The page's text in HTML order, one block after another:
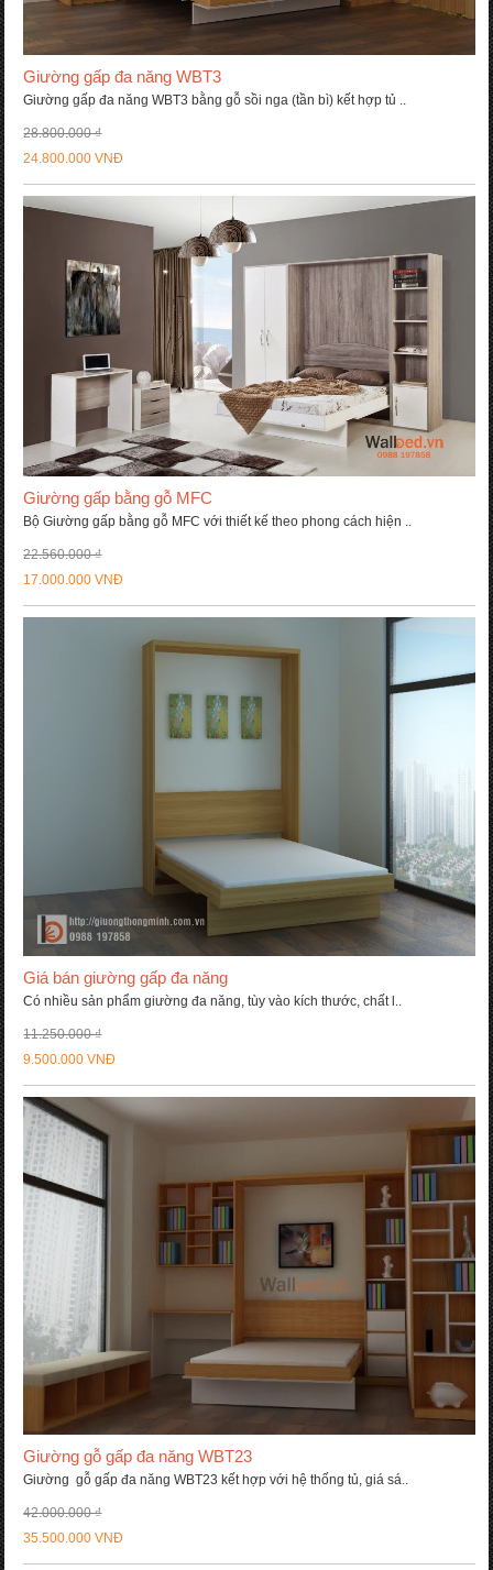
Giường gấp đa năng WBT3
Giường gấp đa năng WBT3 bằng gỗ sồi nga (tần bì) kết hợp tủ ..
28.800.000 ₫
24.800.000 VNĐ
Giường gấp bằng gỗ MFC
Bộ Giường gấp bằng gỗ MFC với thiết kế theo phong cách hiện ..
22.560.000 ₫
17.000.000 VNĐ
Giá bán giường gấp đa năng
Có nhiều sản phẩm giường đa năng, tùy vào kích thước, chất l..
11.250.000 ₫
9.500.000 VNĐ
Giường gỗ gấp đa năng WBT23
Giường gỗ gấp đa năng WBT23 kết hợp với hệ thống tủ, giá sá..
42.000.000 ₫
35.500.000 VNĐ